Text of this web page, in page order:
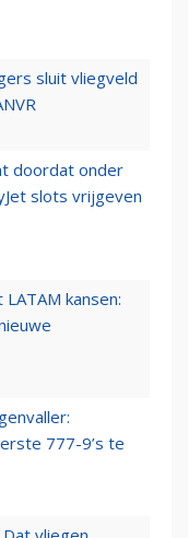
sluit vliegveld
doordat onder
slots vrijgeven
kansen:
777-9’s te